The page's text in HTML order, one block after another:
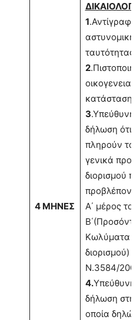
4 ΜΗΝΕΣ
1.Αντίγραφο
αστυνομικής
ταυτότητας.
2
κατάστασης.
3.Υπεύθυνη
δήλωση ότι
πληρούν τα
γενικά
διορισμού
Α΄ μέρος
Β΄(Προσόντα
Κωλύματα
διορισμού)
Ν.3584/
4.Υπεύθυνη
δήλωση στην
οποία